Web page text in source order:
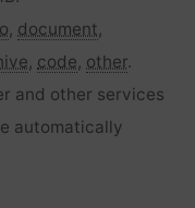
, document,
, code, other.
and other services
automatically